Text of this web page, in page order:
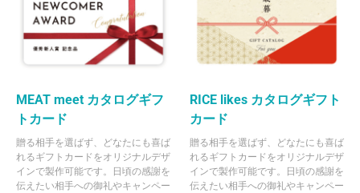
MEAT meet カタログギフ
トカード
贈る相手を選ばず、どなたにも喜ば
れるギフトカードをオリジナルデザ
インで製作可能です。日頃の感謝を
伝えたい相手への御礼やキャンペー
RICE likes カタログギフト
カード
贈る相手を選ばず、どなたにも喜ば
れるギフトカードをオリジナルデザ
インで製作可能です。日頃の感謝を
伝えたい相手への御礼やキャンペー